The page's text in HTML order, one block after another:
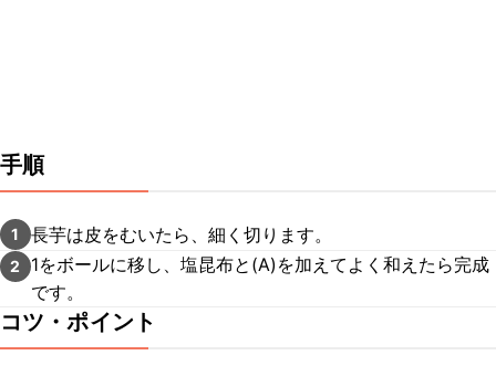
手順
1 長芋は皮をむいたら、細く切ります。
2
1をボールに移し、塩昆布と(A)を加えてよく和えたら完成
です。
コツ・ポイント